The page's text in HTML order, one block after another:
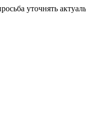
уточнять